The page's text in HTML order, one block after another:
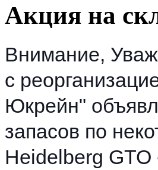
Акция на
Внимание,
с
Юкрейн"
запасов по
Heidelberg GTO